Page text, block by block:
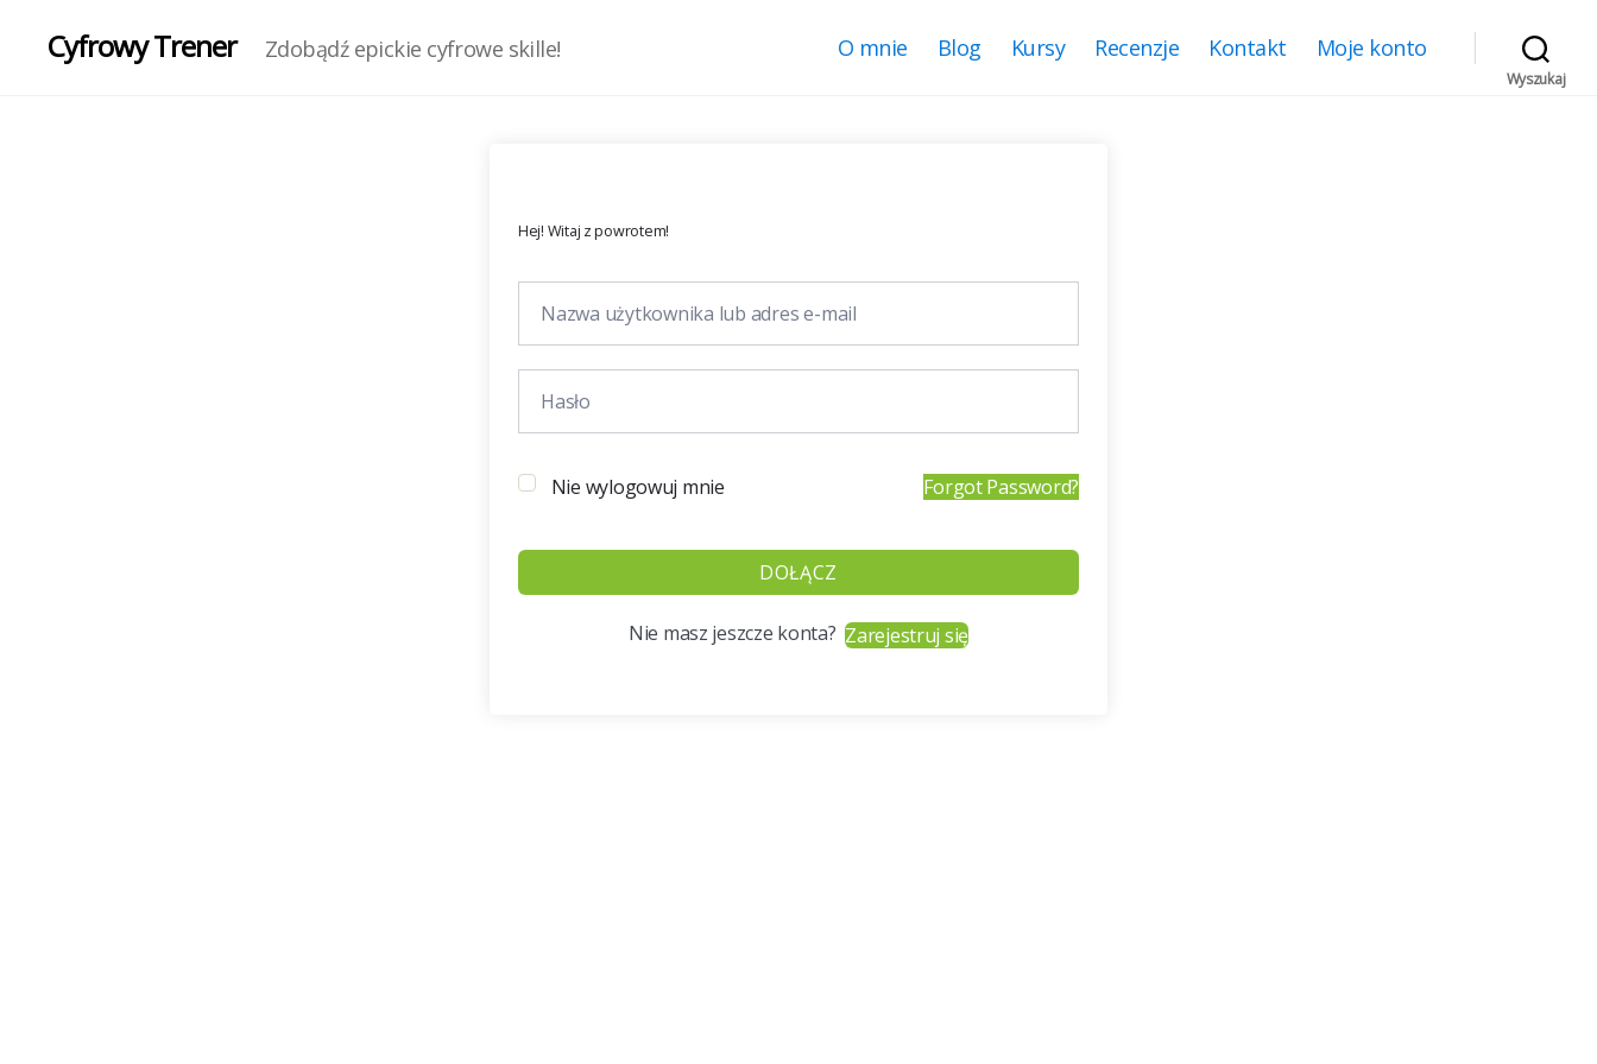
Cyfrowy Trener Zdobądź epickie cyfrowe skille! O mnie Blog Kursy Recenzje Kontakt Moje konto
Wyszukaj
Hej! Witaj z powrotem!
Nie wylogowuj mnie Forgot Password?
DOŁĄCZ
Nie masz jeszcze konta?Zarejestruj się